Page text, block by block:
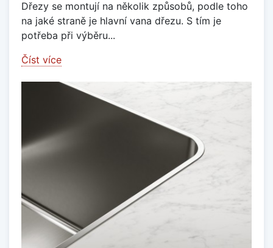
Dřezy se montují na několik způsobů, podle toho
na jaké straně je hlavní vana dřezu. S tím je
potřeba při výběru...
Číst více